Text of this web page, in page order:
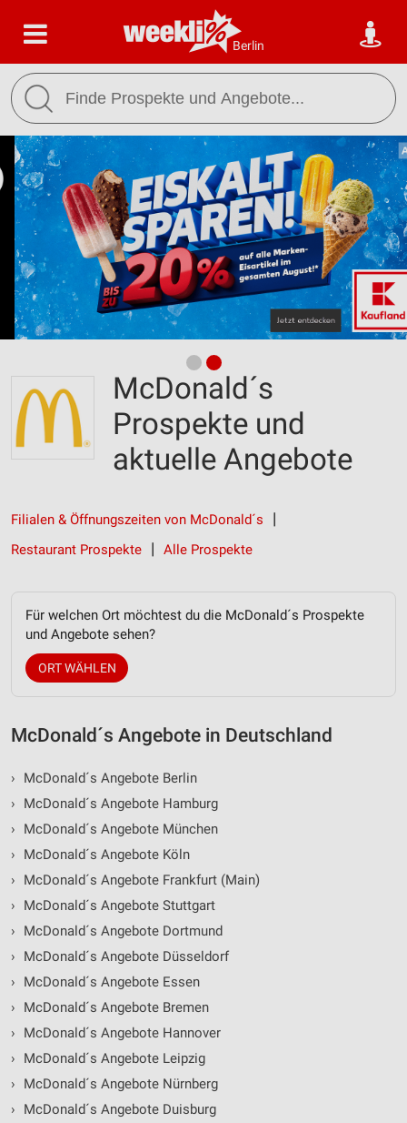
Berlin
McDonald´s
Prospekte und
aktuelle Angebote
Filialen & Öffnungszeiten von McDonald´s
Restaurant Prospekte
Alle Prospekte
Für welchen Ort möchtest du die McDonald´s Prospekte
und Angebote sehen?
ORT WÄHLEN
McDonald´s Angebote in Deutschland
›
McDonald´s Angebote Berlin
›
McDonald´s Angebote Hamburg
›
McDonald´s Angebote München
›
McDonald´s Angebote Köln
›
McDonald´s Angebote Frankfurt (Main)
›
McDonald´s Angebote Stuttgart
›
McDonald´s Angebote Dortmund
›
McDonald´s Angebote Düsseldorf
›
McDonald´s Angebote Essen
›
McDonald´s Angebote Bremen
›
McDonald´s Angebote Hannover
›
McDonald´s Angebote Leipzig
›
McDonald´s Angebote Nürnberg
›
McDonald´s Angebote Duisburg